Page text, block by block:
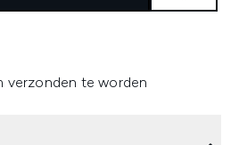
verzonden te worden